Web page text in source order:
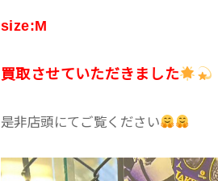
size:M
買取させていただきました
是非店頭にてご覧ください